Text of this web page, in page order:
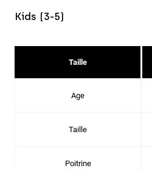
Kids (3-5)
Taille
Age
Taille
Poitrine